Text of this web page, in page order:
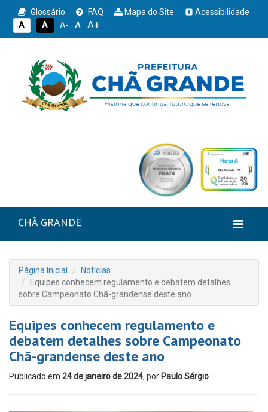
Glossário FAQ Mapa do Site
Acessibilidade
A
A A- A A+
CHÃ GRANDE
Página Inicial
Notícias
Equipes conhecem regulamento e debatem detalhes
sobre Campeonato Chã-grandense deste ano
Equipes conhecem regulamento e
debatem detalhes sobre Campeonato
Chã-grandense deste ano
Publicado em 24 de janeiro de 2024, por Paulo Sérgio